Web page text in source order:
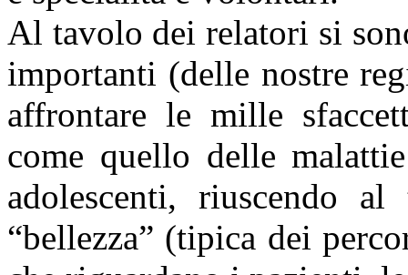
Al tavolo dei relatori si
importanti (delle nostre
affrontare le mille
come quello delle
adolescenti, riuscendo
“bellezza” (tipica dei